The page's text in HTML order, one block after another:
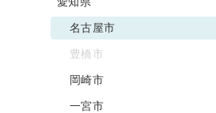
名古屋市
豊橋市
岡崎市
一宮市